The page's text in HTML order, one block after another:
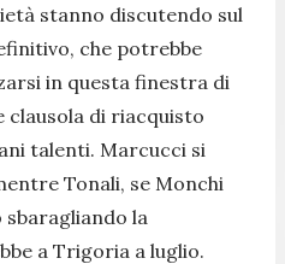
stanno discutendo sul
che potrebbe
in questa finestra di
clausola di riacquisto
talenti. Marcucci si
Tonali, se Monchi
sbaragliando la
a Trigoria a luglio.